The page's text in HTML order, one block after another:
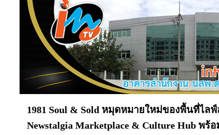
1981 Soul & Sold หมุดหมายใหม่ของพื้นที่ไ
Newstalgia Marketplace & Culture Hub พร้